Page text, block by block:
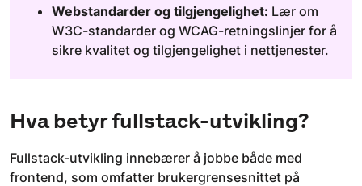
Webstandarder og tilgjengelighet: Lær om
W3C-standarder og WCAG-retningslinjer for å
sikre kvalitet og tilgjengelighet i nettjenester.
Hva betyr fullstack-utvikling?
Fullstack-utvikling innebærer å jobbe både med
frontend, som omfatter brukergrensesnittet på